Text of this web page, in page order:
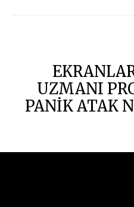
UZMANI
PANİK ATAK